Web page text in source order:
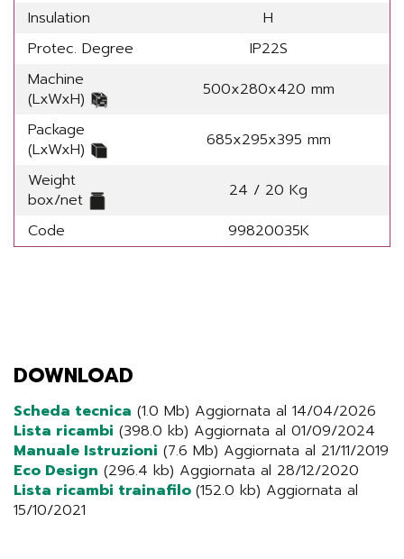
Insulation
H
Protec. Degree
IP22S
Machine
(LxWxH)
500x280x420 mm
Package
(LxWxH)
685x295x395 mm
Weight
box/net
24 / 20 Kg
Code
99820035K
DOWNLOAD
Scheda tecnica (1.0 Mb) Aggiornata al 14/04/2026
Lista ricambi (398.0 kb) Aggiornata al 01/09/2024
Manuale Istruzioni (7.6 Mb) Aggiornata al 21/11/2019
Eco Design (296.4 kb) Aggiornata al 28/12/2020
Lista ricambi trainafilo (152.0 kb) Aggiornata al
15/10/2021